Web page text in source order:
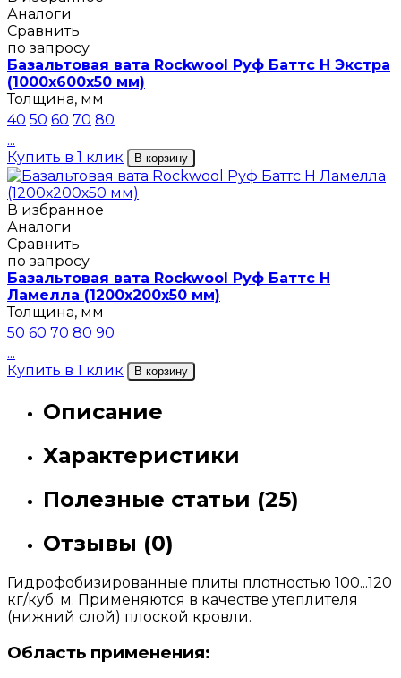
Аналоги
Сравнить
по запросу
Базальтовая вата Rockwool Руф Баттс Н Экстра
(1000х600х50 мм)
Толщина, мм
40 50 60 70 80
...
Купить в 1 клик
В корзину
В избранное
Аналоги
Сравнить
по запросу
Базальтовая вата Rockwool Руф Баттс Н
Ламелла (1200х200х50 мм)
Толщина, мм
50 60 70 80 90
...
Купить в 1 клик
В корзину
Описание
Характеристики
Полезные статьи (25)
Отзывы (0)
Гидрофобизированные плиты плотностью 100...120
кг/куб. м. Применяются в качестве утеплителя
(нижний слой) плоской кровли.
Область применения: